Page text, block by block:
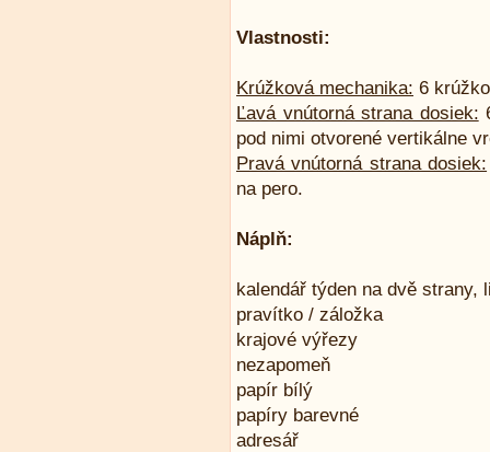
Vlastnosti:
Krúžková mechanika: 6
Ľavá vnútorná strana dosiek:
pod nimi otvorené vertikálne
Pravá vnútorná strana dosiek:
na pero.
Náplň:
kalendář týden na dvě strany,
pravítko / záložka
krajové výřezy
nezapomeň
papír bílý
papíry barevné
adresář